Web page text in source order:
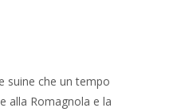
suine che un tempo
alla Romagnola e la